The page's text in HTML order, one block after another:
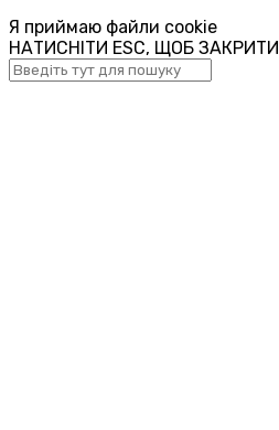
Я приймаю файли cookie
НАТИСНІТИ ESC, ЩОБ ЗАКРИТИ